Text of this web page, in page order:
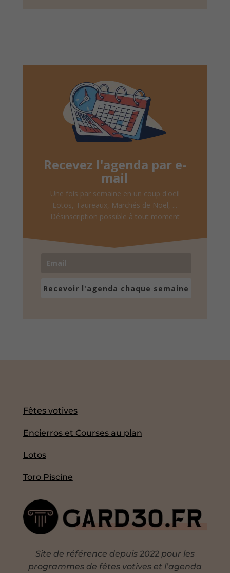
Recevez l'agenda par e-
mail
Une fois par semaine en un coup d'oeil
Lotos, Taureaux, Marchés de Noël, ...
Désinscription possible à tout moment
Recevoir l'agenda chaque semaine
Fêtes votives
Encierros et Courses au plan
Lotos
Toro Piscine
Site de référence depuis 2022 pour les
programmes de fêtes votives et l’agenda